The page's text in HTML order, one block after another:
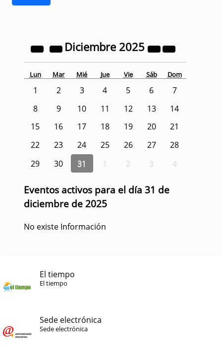
Diciembre 2025
Lun Mar Mié Jue Vie Sáb Dom
1 2 3 4 5 6
7
8
9 10 11 12 13
14
15
16 17 18 19 20
21
22
23 24 25 26 27
28
29
30 31 1 2 3 4
Eventos activos para el día 31 de
diciembre de 2025
No existe Información
El tiempo
El tiempo
Sede electrónica
Sede electrónica